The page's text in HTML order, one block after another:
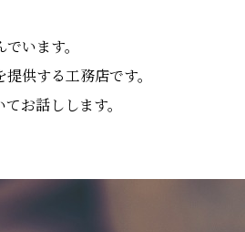
います。
供する工務店です。
お話しします。